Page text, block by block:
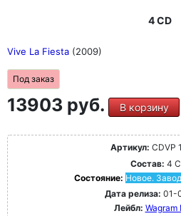
4 CD
Vive La Fiesta (2009)
Под заказ
13903 руб. В корзину
Артикул: CDVP
Состав: 4
Состояние: Новое.
Дата релиза: 01-
Лейбл: Wagram